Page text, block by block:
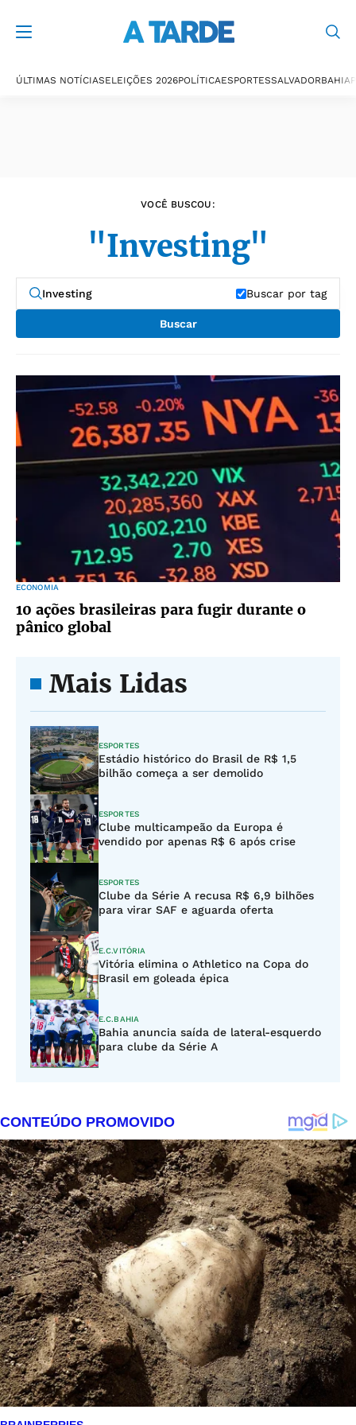
ÚLTIMAS NOTÍCIASELEIÇÕES 2026POLÍTICAESPORTESSALVADORBAHIA
VOCÊ BUSCOU:
"Investing"
Buscar por tag
Buscar
ECONOMIA
10 ações brasileiras para fugir durante o
pânico global
Mais Lidas
ESPORTES
Estádio histórico do Brasil de R$ 1,5
bilhão começa a ser demolido
ESPORTES
Clube multicampeão da Europa é
vendido por apenas R$ 6 após crise
ESPORTES
Clube da Série A recusa R$ 6,9 bilhões
para virar SAF e aguarda oferta
E.C.VITÓRIA
Vitória elimina o Athletico na Copa do
Brasil em goleada épica
E.C.BAHIA
Bahia anuncia saída de lateral-esquerdo
para clube da Série A